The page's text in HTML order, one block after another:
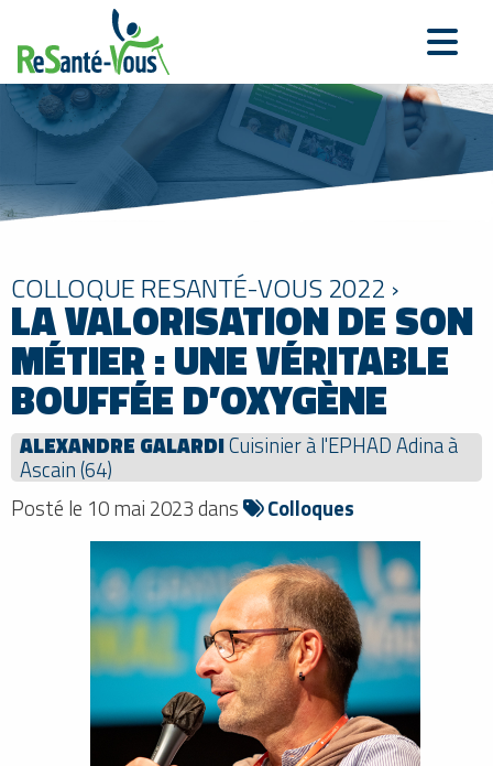
COLLOQUE RESANTÉ-VOUS 2022 ›
LA VALORISATION DE SON
MÉTIER : UNE VÉRITABLE
BOUFFÉE D’OXYGÈNE
ALEXANDRE GALARDICuisinier à l'EPHAD Adina à
Ascain (64)
Posté le 10 mai 2023 dans
Colloques